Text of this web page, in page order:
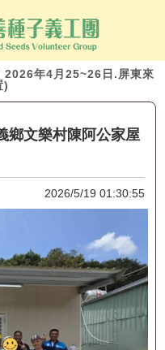
2026年4月25~26日.屏東來
)
鄉文樂村陳阿公家屋
2026/5/19 01:30:55